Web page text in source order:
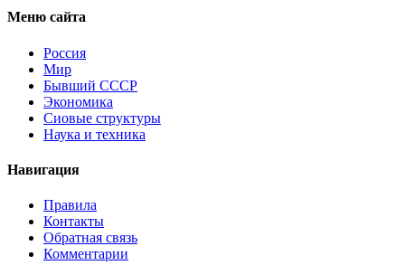
Меню сайта
Россия
Мир
Бывший СССР
Экономика
Сиовые структуры
Наука и техника
Навигация
Правила
Контакты
Обратная связь
Комментарии